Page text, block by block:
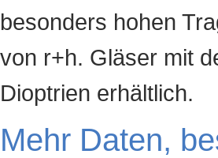
besonders hohen
von r+h. Gläser mit
Dioptrien erhältlich.
Mehr Daten,